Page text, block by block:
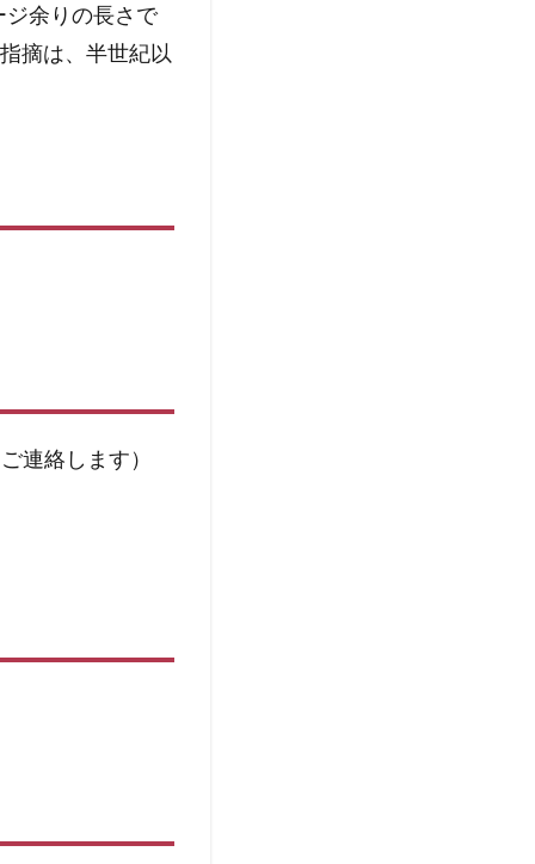
余りの長さで
摘は、半世紀以
連絡します）